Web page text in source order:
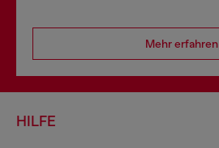
Mehr erfahren
HILFE